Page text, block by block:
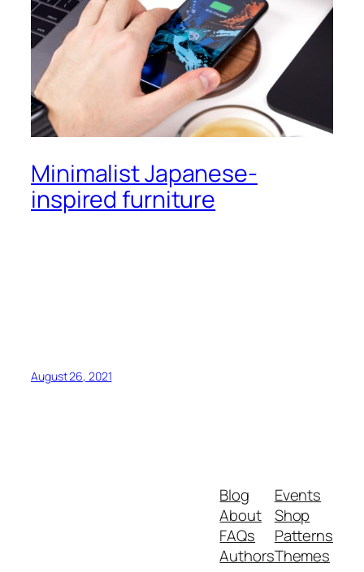
Minimalist Japanese-
inspired furniture
August 26, 2021
Blog
About
FAQs
Authors
Events
Shop
Patterns
Themes